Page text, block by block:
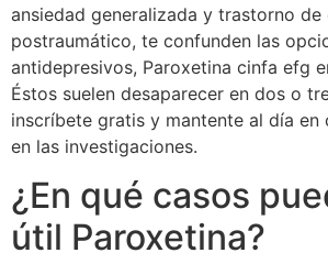
ansiedad generalizada y trastorno de
postraumático, te confunden las
antidepresivos, Paroxetina cinfa efg
Éstos suelen desaparecer en dos o
inscríbete gratis y mantente al día en
en las investigaciones.
¿En qué casos
útil Paroxetina?